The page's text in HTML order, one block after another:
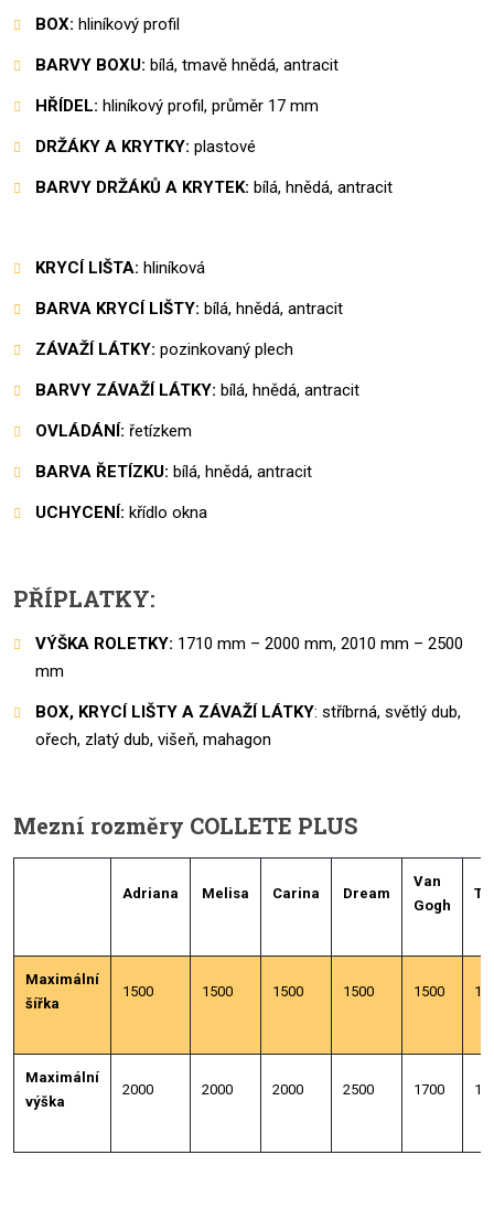
BOX: hliníkový profil
BARVY BOXU: bílá, tmavě hnědá, antracit
HŘÍDEL: hliníkový profil, průměr 17 mm
DRŽÁKY A KRYTKY: plastové
BARVY DRŽÁKŮ A KRYTEK: bílá, hnědá, antracit
KRYCÍ LIŠTA: hliníková
BARVA KRYCÍ LIŠTY: bílá, hnědá, antracit
ZÁVAŽÍ LÁTKY: pozinkovaný plech
BARVY ZÁVAŽÍ LÁTKY: bílá, hnědá, antracit
OVLÁDÁNÍ: řetízkem
BARVA ŘETÍZKU: bílá, hnědá, antracit
UCHYCENÍ: křídlo okna
PŘÍPLATKY:
VÝŠKA ROLETKY: 1710 mm – 2000 mm, 2010 mm – 2500
mm
BOX, KRYCÍ LIŠTY A ZÁVAŽÍ LÁTKY: stříbrná, světlý dub,
ořech, zlatý dub, višeň, mahagon
Mezní rozměry COLLETE PLUS
Adriana Melisa Carina Dream
Van
Gogh
Maximální
šířka
1500 1500 1500 1500 1500
Maximální
výška
2000 2000 2000 2500 1700